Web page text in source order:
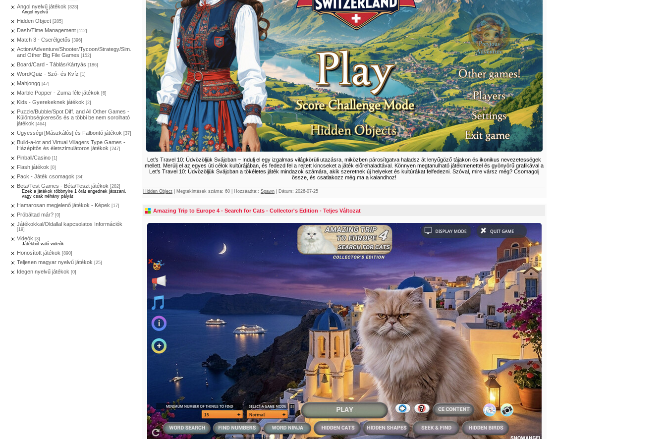
Angol nyelvű játékok [828]
Angol nyelvű
Hidden Object [285]
Dash/Time Management [112]
Match 3 - Cserélgetős [396]
Action/Adventure/Shooter/Tycoon/Strategy/Sim.
and Other Big File Games [152]
Board/Card - Táblás/Kártyás [186]
Word/Quiz - Szó- és Kvíz [1]
Mahjongg [47]
Marble Popper - Zuma féle játékok [6]
Kids - Gyerekeknek játékok [2]
Puzzle/Bubble/Spot Diff. and All Other Games -
Különbségkeresős és a többi be nem sorolható
játékok [464]
Ügyességi [Mászkálós] és Falbontó játékok [37]
Build-a-lot and Virtual Villagers Type Games -
Házépítős és életszimulátoros játékok [247]
Pinball/Casino [1]
Flash játékok [0]
Pack - Játék csomagok [34]
Beta/Test Games - Béta/Teszt játékok [282]
Ezek a játékok többnyire 1 órát engednek játszani,
vagy csak néhány pályát
Hamarosan megjelenő játékok - Képek [17]
Próbáltad már? [0]
Játékokkal/Oldallal kapcsolatos Információk
[19]
Videók [3]
Játékból való videók
Honosított játékok [890]
Teljesen magyar nyelvű játékok [25]
Idegen nyelvű játékok [0]
Let’s Travel 10: Üdvözöljük Svájcban – Indulj el egy izgalmas világkörüli utazásra, miközben párosítgatva haladsz át lenyűgöző tájakon és ikonikus nevezetességek
mellett. Merülj el az egyes úti célok kultúrájában, és fedezd fel a rejtett kincseket a játék előrehaladtával. Könnyen megtanulható játékmenettel és gyönyörű grafikával a
Let’s Travel 10: Üdvözöljük Svájcban a tökéletes játék mindazok számára, akik szeretnek új helyeket és kultúrákat felfedezni. Szóval, mire vársz még? Csomagolj
össze, és csatlakozz még ma a kalandhoz!
Hidden Object Megtekintések száma: 60 Hozzáadta:: Spawn Dátum: 2026-07-25
Amazing Trip to Europe 4 - Search for Cats - Collector's Edition - Teljes Változat